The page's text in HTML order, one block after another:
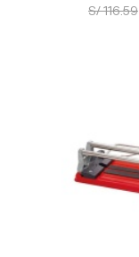
S/ 116.59